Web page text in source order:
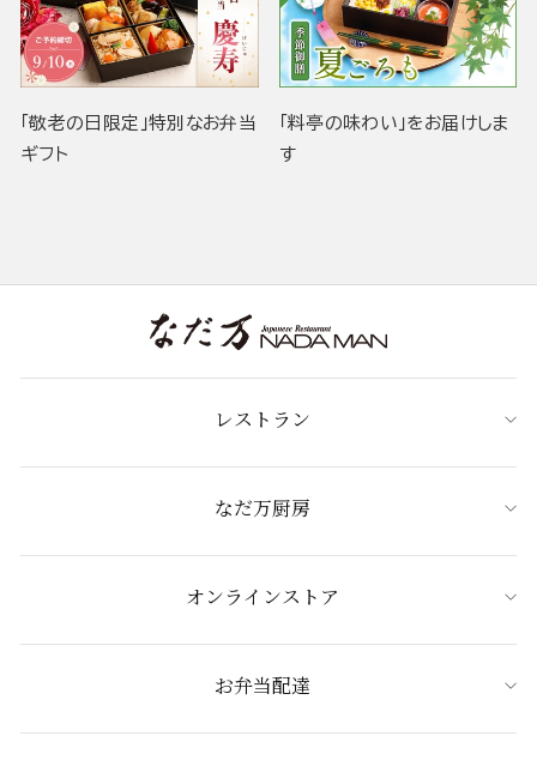
「敬老の日限定」特別なお弁当
ギフト
「料亭の味わい」をお届けしま
す
レストラン
なだ万厨房
オンラインストア
お弁当配達